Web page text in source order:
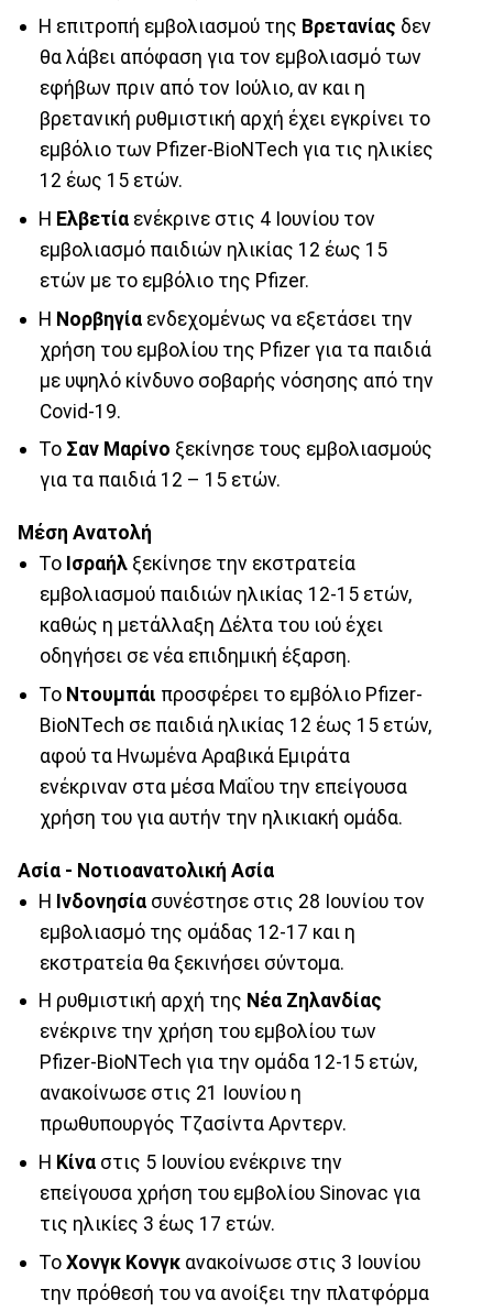
Η επιτροπή εμβολιασμού της Βρετανίας δεν
θα λάβει απόφαση για τον εμβολιασμό των
εφήβων πριν από τον Ιούλιο, αν και η
βρετανική ρυθμιστική αρχή έχει εγκρίνει το
εμβόλιο των Pfizer-BioNTech για τις ηλικίες
12 έως 15 ετών.
Η Ελβετίαενέκρινε στις 4 Ιουνίου τον
εμβολιασμό παιδιών ηλικίας 12 έως 15
ετών με το εμβόλιο της Pfizer.
Η Νορβηγίαενδεχομένως να εξετάσει την
χρήση του εμβολίου της Pfizer για τα παιδιά
με υψηλό κίνδυνο σοβαρής νόσησης από την
Covid-19.
ΤοΣαν Μαρίνο ξεκίνησε τους εμβολιασμούς
για τα παιδιά 12 – 15 ετών.
Mέση Ανατολή
Το Ισραήλξεκίνησε την εκστρατεία
εμβολιασμού παιδιών ηλικίας 12-15 ετών,
καθώς η μετάλλαξη Δέλτα του ιού έχει
οδηγήσει σε νέα επιδημική έξαρση.
Το Ντουμπάι προσφέρει το εμβόλιο Pfizer-
BioNTech σε παιδιά ηλικίας 12 έως 15 ετών,
αφού τα Ηνωμένα Αραβικά Εμιράτα
ενέκριναν στα μέσα Μαΐου την επείγουσα
χρήση του για αυτήν την ηλικιακή ομάδα.
Ασία - Νοτιοανατολική Ασία
Η Ινδονησίασυνέστησε στις 28 Ιουνίου τον
εμβολιασμό της ομάδας 12-17 και η
εκστρατεία θα ξεκινήσει σύντομα.
Η ρυθμιστική αρχή της Νέα Ζηλανδίας
ενέκρινε την χρήση του εμβολίου των
Pfizer-BioNTech για την ομάδα 12-15 ετών,
ανακοίνωσε στις 21 Ιουνίου η
πρωθυπουργός Τζασίντα Αρντερν.
Η Κίναστις 5 Ιουνίου ενέκρινε την
επείγουσα χρήση του εμβολίου Sinovac για
τις ηλικίες 3 έως 17 ετών.
Το Χονγκ Κονγκανακοίνωσε στις 3 Ιουνίου
την πρόθεσή του να ανοίξει την πλατφόρμα